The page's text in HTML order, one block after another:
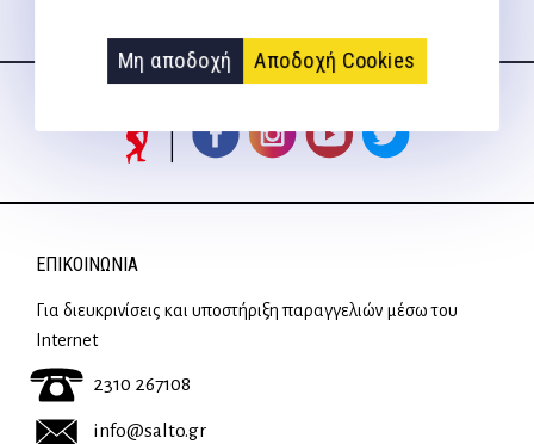
Μη αποδοχή Αποδοχή Cookies
19,17 €.
Ακολουθήστε μας
στα social media
ΕΠΙΚΟΙΝΩΝΊΑ
Για διευκρινίσεις και υποστήριξη παραγγελιών μέσω του
Internet
2310 267108
info@salto.gr